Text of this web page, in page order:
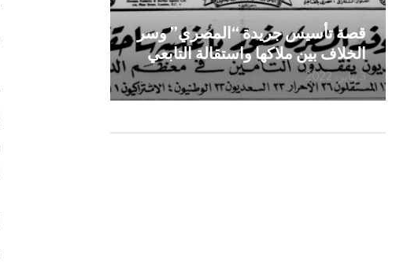
قصة تأسيس جريدة “المصري” وسر
الخلاف بين ملاكها واستقالة التابعي
3 يناير، 2022